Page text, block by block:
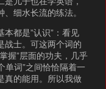
细水长流的练法。
都是”认识”：看见
战士。可这两个词的
握”层面的功夫，几乎
单词”之间恰恰隔着一
真的能用。所以我做